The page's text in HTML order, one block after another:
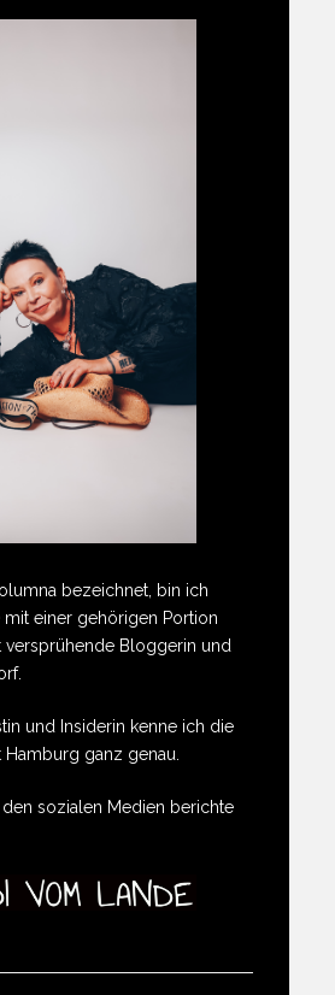
bezeichnet, bin ich
mit einer gehörigen Portion
versprühende Bloggerin und
und Insiderin kenne ich die
Hamburg ganz genau.
sozialen Medien berichte